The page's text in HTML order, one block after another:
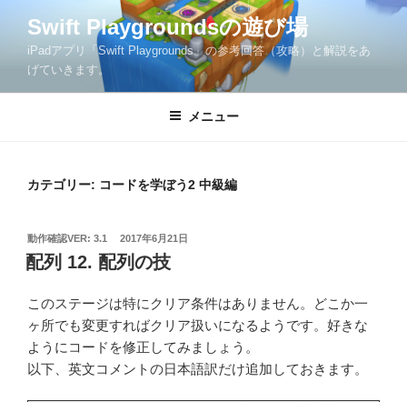
ツ
Swift Playgroundsの遊び場
iPadアプリ「Swift Playgrounds」の参考回答（攻略）と解説をあ
げていきます。
メニュー
カテゴリー: コードを学ぼう2 中級編
動作確認VER: 3.1
投
稿
日:
2017年6月21日
配列 12. 配列の技
このステージは特にクリア条件はありません。どこか一
ヶ所でも変更すればクリア扱いになるようです。好きな
ようにコードを修正してみましょう。
以下、英文コメントの日本語訳だけ追加しておきます。